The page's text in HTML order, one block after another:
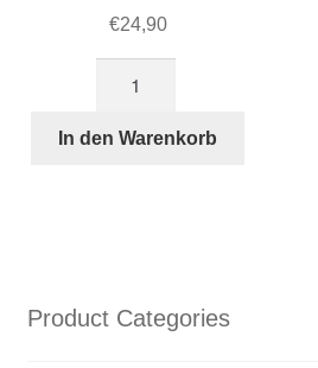
€24,90
schwarz
In den Warenkorb
Product Categories